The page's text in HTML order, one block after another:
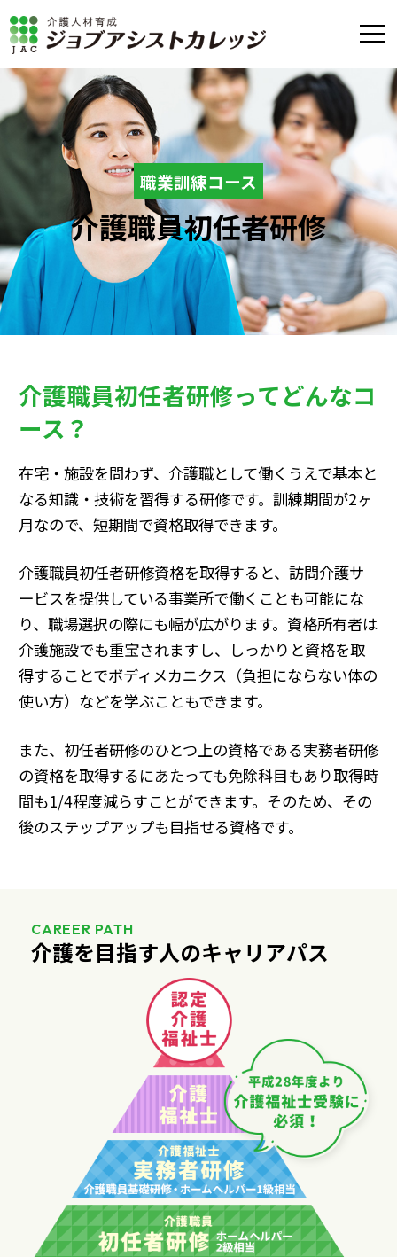
職業訓練コース
介護職員初任者研修
介護職員初任者研修ってどんなコ
ース？
在宅・施設を問わず、介護職として働くうえで基本と
なる知識・技術を習得する研修です。訓練期間が2ヶ
月なので、短期間で資格取得できます。
介護職員初任者研修資格を取得すると、訪問介護サ
ービスを提供している事業所で働くことも可能にな
り、職場選択の際にも幅が広がります。資格所有者は
介護施設でも重宝されますし、しっかりと資格を取
得することでボディメカニクス（負担にならない体の
使い方）などを学ぶこともできます。
また、初任者研修のひとつ上の資格である実務者研修
の資格を取得するにあたっても免除科目もあり取得時
間も1/4程度減らすことができます。そのため、その
後のステップアップも目指せる資格です。
CAREER PATH
介護を目指す人のキャリアパス